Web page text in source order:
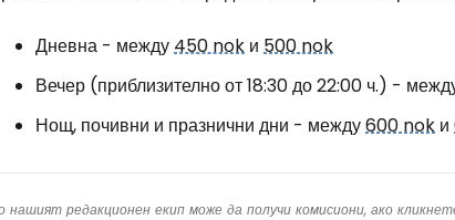
Дневна - между450 nok и 500 nok
Вечер (приблизително от 18:30 до 22:00 ч.) -
Нощ, почивни и празнични дни - между600 nok и
редакционен екип може да получи комисиони, ако